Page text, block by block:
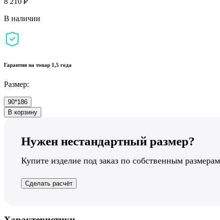
В наличии
Гарантия на товар 1,5 года
Размер:
90*186
В корзину
Нужен нестандартный размер?
Купите изделие под заказ по собственным
Сделать расчёт